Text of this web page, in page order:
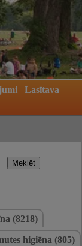
Lasītava
(8218)
higiēna (805)